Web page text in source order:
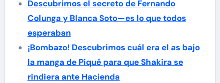
Descubrimos el secreto de Fernando
Colunga y Blanca Soto—es lo que todos
esperaban
¡Bombazo! Descubrimos cuál era el as bajo
la manga de Piqué para que Shakira se
rindiera ante Hacienda